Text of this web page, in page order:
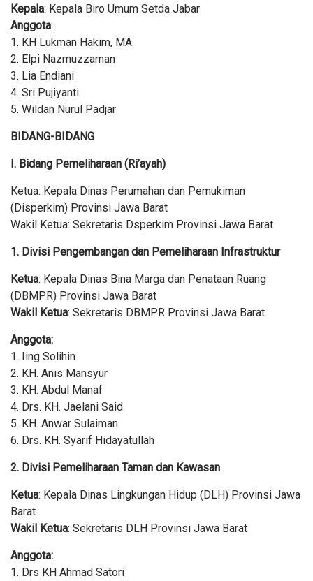
Kepala: Kepala Biro Umum Setda Jabar
Anggota:
1. KH Lukman Hakim, MA
2. Elpi Nazmuzzaman
3. Lia Endiani
4. Sri Pujiyanti
5. Wildan Nurul Padjar
BIDANG-BIDANG
I. Bidang Pemeliharaan (Ri’ayah)
Ketua: Kepala Dinas Perumahan dan Pemukiman
(Disperkim) Provinsi Jawa Barat
Wakil Ketua: Sekretaris Dsperkim Provinsi Jawa Barat
1. Divisi Pengembangan dan Pemeliharaan Infrastruktur
Ketua: Kepala Dinas Bina Marga dan Penataan Ruang
(DBMPR) Provinsi Jawa Barat
Wakil Ketua: Sekretaris DBMPR Provinsi Jawa Barat
Anggota:
1. Iing Solihin
2. KH. Anis Mansyur
3. KH. Abdul Manaf
4. Drs. KH. Jaelani Said
5. KH. Anwar Sulaiman
6. Drs. KH. Syarif Hidayatullah
2. Divisi Pemeliharaan Taman dan Kawasan
Ketua: Kepala Dinas Lingkungan Hidup (DLH) Provinsi Jawa
Barat
Wakil Ketua: Sekretaris DLH Provinsi Jawa Barat
Anggota:
1. Drs KH Ahmad Satori